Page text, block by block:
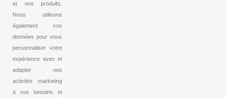
et nos produits.
Nous utilisons
également vos
données pour vous
personnaliser votre
expérience avec et
adapter nos
activités marketing
à vos besoins et